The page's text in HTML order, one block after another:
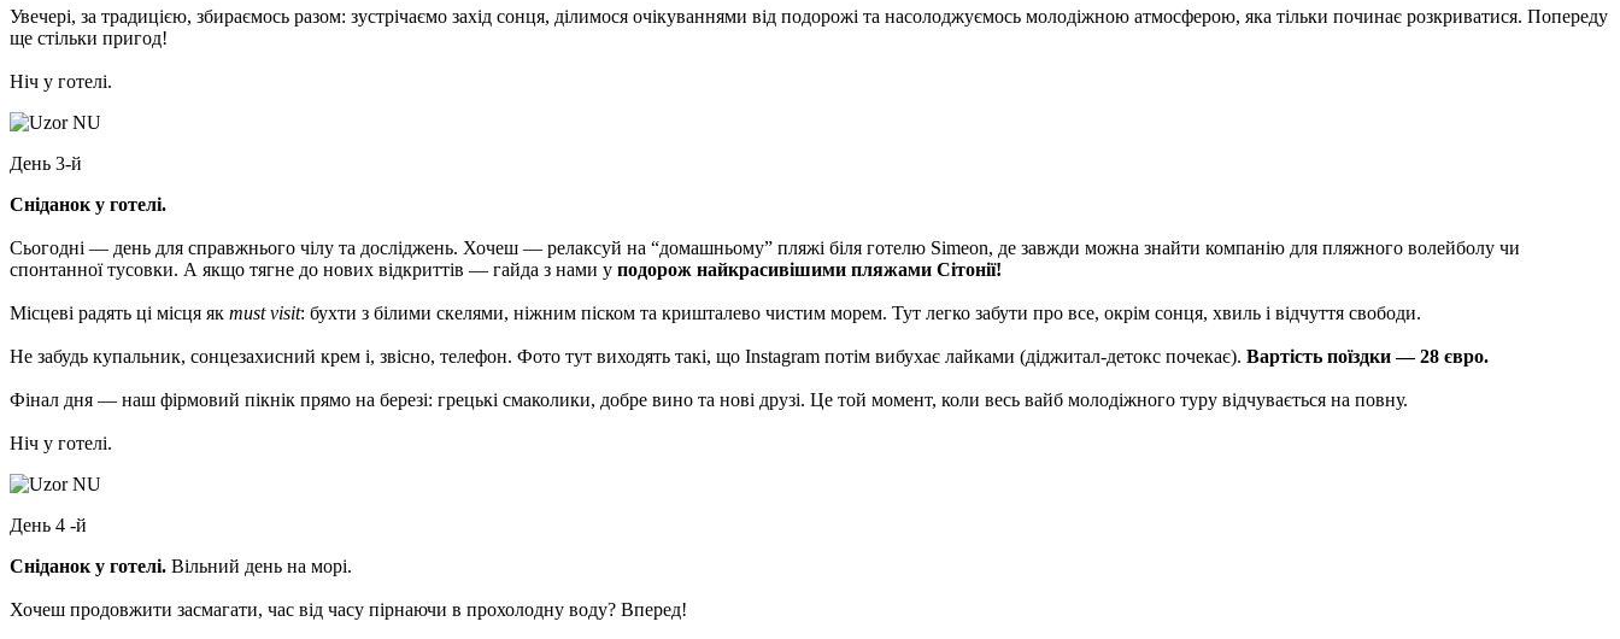
Увечері, за традицією, збираємось разом: зустрічаємо захід сонця, ділимося очікуваннями від подорожі та насолоджуємось молодіжною атмосферою, яка тільки починає розкриватися. Попереду
ще стільки пригод!
Ніч у готелі.
День 3-й
Сніданок у готелі.
Сьогодні — день для справжнього чілу та досліджень. Хочеш — релаксуй на “домашньому” пляжі біля готелю Simeon, де завжди можна знайти компанію для пляжного волейболу чи
спонтанної тусовки. А якщо тягне до нових відкриттів — гайда з нами у подорож найкрасивішими пляжами Сітонії!
Місцеві радять ці місця як must visit: бухти з білими скелями, ніжним піском та кришталево чистим морем. Тут легко забути про все, окрім сонця, хвиль і відчуття свободи.
Не забудь купальник, сонцезахисний крем і, звісно, телефон. Фото тут виходять такі, що Instagram потім вибухає лайками (діджитал-детокс почекає). Вартість поїздки — 28 євро.
Фінал дня — наш фірмовий пікнік прямо на березі: грецькі смаколики, добре вино та нові друзі. Це той момент, коли весь вайб молодіжного туру відчувається на повну.
Ніч у готелі.
День 4 -й
Сніданок у готелі. Вільний день на морі.
Хочеш продовжити засмагати, час від часу пірнаючи в прохолодну воду? Вперед!